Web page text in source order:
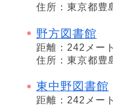
住所：東京都豊
野方図書館
距離：242メー
住所：東京都豊
東中野図書館
距離：242メー